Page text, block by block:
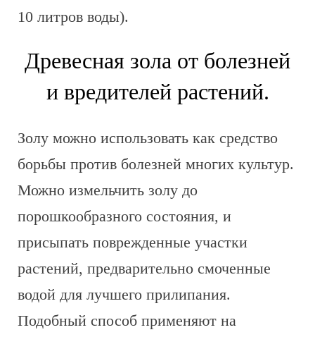
10 литров воды).
Древесная зола от болезней
и вредителей растений.
Золу можно использовать как средство
борьбы против болезней многих культур.
Можно измельчить золу до
порошкообразного состояния, и
присыпать поврежденные участки
растений, предварительно смоченные
водой для лучшего прилипания.
Подобный способ применяют на